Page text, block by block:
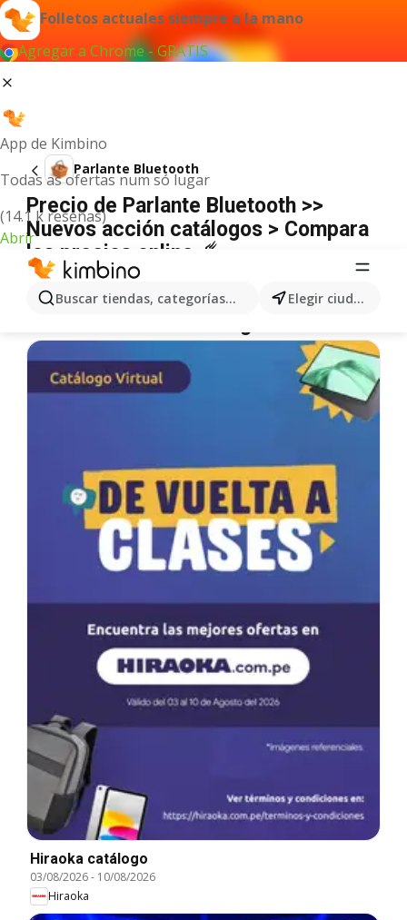
Folletos actuales siempre a la mano
Agregar a Chrome - GRATIS
App de Kimbino
Todas as ofertas num só lugar
(14.1 k reseñas)
Abrir
Buscar tiendas, categorías, productos... Elegir ciudad
Parlante Bluetooth
Precio de Parlante Bluetooth >>
Nuevos acción catálogos > Compara
los precios online ☄️
No hemos encontrado resultados para este
término.
Hiraoka catálogo
03/08/2026- 10/08/2026
Hiraoka